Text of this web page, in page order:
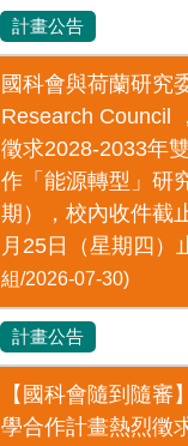
計畫公告
國科會與荷蘭研究
Research Council
徵求2028-2033年
作「能源轉型」研
期），校內收件截
月25日（星期四）
組/2026-07-30)
計畫公告
【國科會隨到隨審
學合作計畫熱烈徵